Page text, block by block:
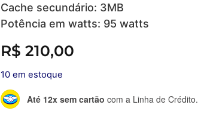
Cache secundário: 3MB
Potência em watts: 95 watts
R$ 210,00
10 em estoque
Até 12x sem cartão com a Linha de Crédito.